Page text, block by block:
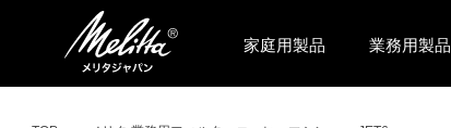
家庭用製品 業務用製品